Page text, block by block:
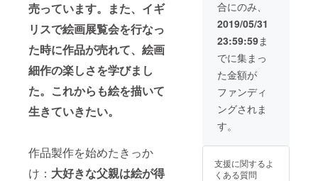
売っています。また、イギ
リスで絵画展覧会を行なっ
た時に作品が売れて、絵画
細作の楽しさを学びまし
た。これからも絵を描いて
生きていきたい。
作品製作を始めたきっか
け： 大好きな父親は絵が得
ら作品
を選ん
で頂
き、タ
イトル
名を明
記して
メール
を送っ
てくだ
バック
合にのみ、
2019/05/31
23:59:59ま
でに集まっ
た金額が
ファンディ
ングされま
す。
支援に関するよ
くある質問